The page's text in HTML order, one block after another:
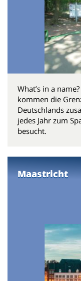
What’s in a
kommen die
Deutschlands
jedes Jahr zum
besucht.
Maastricht